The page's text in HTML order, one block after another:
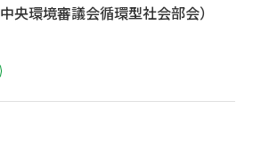
央環境審議会循環型社会部会）